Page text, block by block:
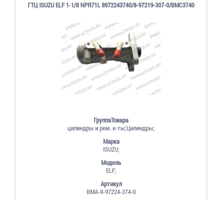
ГТЦ ISUZU ELF 1-1/8 NPR71L 8972243740/8-97219-307-0/BMC3740
ГруппаТовара
цилиндры и рем. к-ты;Цилиндры;
Марка
ISUZU;
Модель
ELF;
Артикул
ВМА-8-97224-374-0